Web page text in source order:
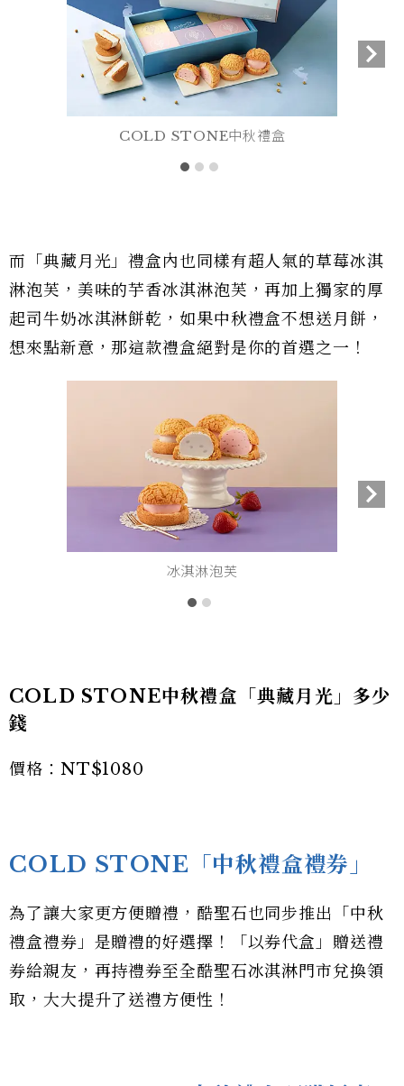
COLD STONE中秋禮盒
而「典藏月光」禮盒內也同樣有超人氣的草莓冰淇
淋泡芙，美味的芋香冰淇淋泡芙，再加上獨家的厚
起司牛奶冰淇淋餅乾，如果中秋禮盒不想送月餅，
想來點新意，那這款禮盒絕對是你的首選之一！
冰淇淋泡芙
COLD STONE中秋禮盒「典藏月光」多少
錢
價格：NT$1080
COLD STONE「中秋禮盒禮券」
為了讓大家更方便贈禮，酷聖石也同步推出「中秋
禮盒禮券」是贈禮的好選擇！「以券代盒」贈送禮
券給親友，再持禮券至全酷聖石冰淇淋門市兌換領
取，大大提升了送禮方便性！